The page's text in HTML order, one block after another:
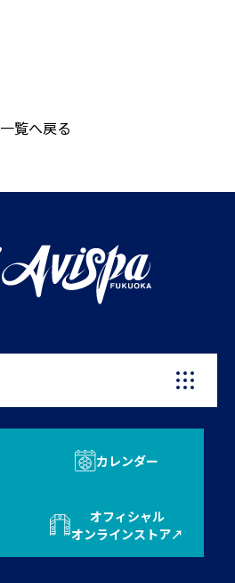
一覧へ戻る
カレンダー
オフィシャル
オンラインストア